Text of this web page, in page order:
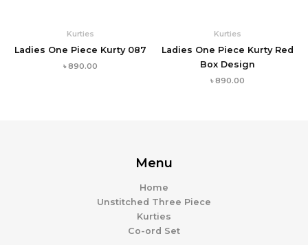
Kurties
Ladies One Piece Kurty 087
৳890.00
Kurties
Ladies One Piece Kurty Red
Box Design
৳890.00
Menu
Home
Unstitched Three Piece
Kurties
Co-ord Set